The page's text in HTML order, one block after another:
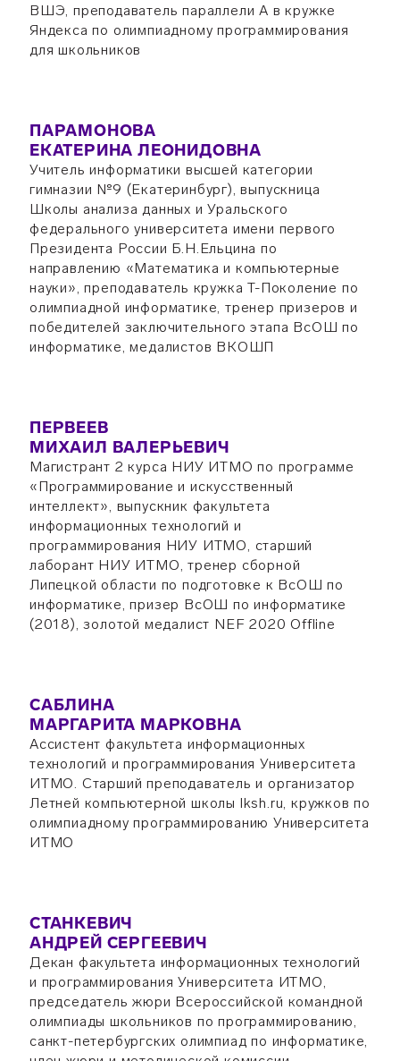
ВШЭ, преподаватель параллели А в кружке
Яндекса по олимпиадному программирования
для школьников
ПАРАМОНОВА
ЕКАТЕРИНА ЛЕОНИДОВНА
Учитель информатики высшей категории
гимназии №9 (Екатеринбург), выпускница
Школы анализа данных и Уральского
федерального университета имени первого
Президента России Б.Н.Ельцина по
направлению «Математика и компьютерные
науки», преподаватель кружка Т-Поколение по
олимпиадной информатике, тренер призеров и
победителей заключительного этапа ВсОШ по
информатике, медалистов ВКОШП
ПЕРВЕЕВ
МИХАИЛ ВАЛЕРЬЕВИЧ
Магистрант 2 курса НИУ ИТМО по программе
«Программирование и искусственный
интеллект», выпускник факультета
информационных технологий и
программирования НИУ ИТМО, старший
лаборант НИУ ИТМО, тренер сборной
Липецкой области по подготовке к ВсОШ по
информатике, призер ВсОШ по информатике
(2018), золотой медалист NEF 2020 Offline
САБЛИНА
МАРГАРИТА МАРКОВНА
Ассистент факультета информационных
технологий и программирования Университета
ИТМО. Старший преподаватель и организатор
Летней компьютерной школы lksh.ru, кружков по
олимпиадному программированию Университета
ИТМО
СТАНКЕВИЧ
АНДРЕЙ СЕРГЕЕВИЧ
Декан факультета информационных технологий
и программирования Университета ИТМО,
председатель жюри Всероссийской командной
олимпиады школьников по программированию,
санкт-петербургских олимпиад по информатике,